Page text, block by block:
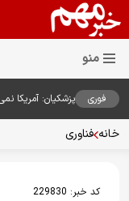
فوری
پزشکیان: آمریکا
خانه فناوری
کد خبر: 229830